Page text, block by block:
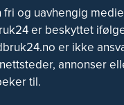
fri og uavhengig
er beskyttet
er ikke
annonser
til.